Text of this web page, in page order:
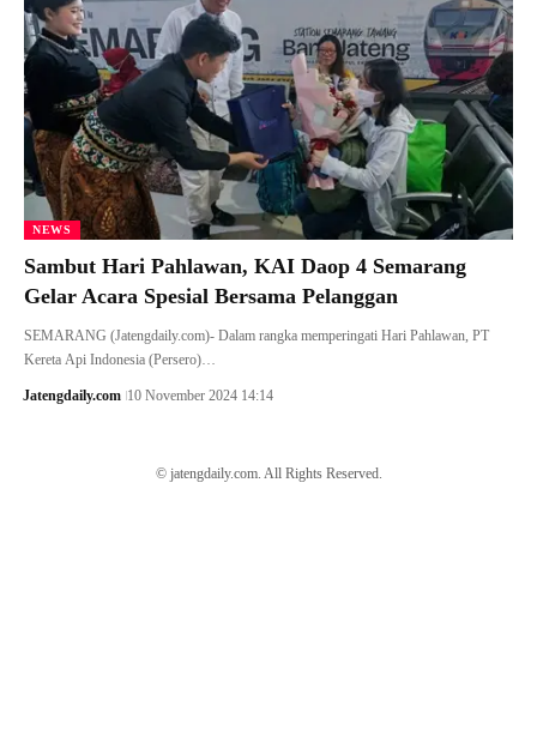
NEWS
Sambut Hari Pahlawan, KAI Daop 4 Semarang
Gelar Acara Spesial Bersama Pelanggan
SEMARANG (Jatengdaily.com)- Dalam rangka memperingati Hari Pahlawan, PT
Kereta Api Indonesia (Persero)…
Jatengdaily.com 10 November 2024 14:14
© jatengdaily.com. All Rights Reserved.